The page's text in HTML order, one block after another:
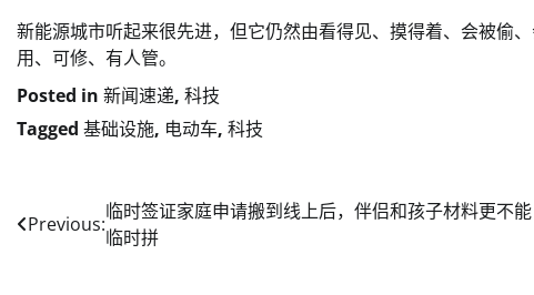
新能源城市听起来很先进，但它仍然由看得见、摸得着、会被偷
用、可修、有人管。
Posted in 新闻速递, 科技
Tagged 基础设施, 电动车, 科技
Post
navigation
Previous:
临时签证家庭申请搬到线上后，伴侣和孩子材料更不能
临时拼